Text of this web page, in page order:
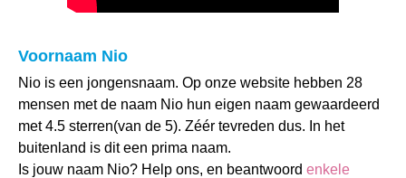
Voornaam Nio
Nio is een jongensnaam. Op onze website hebben 28
mensen met de naam Nio hun eigen naam gewaardeerd
met 4.5 sterren(van de 5). Zéér tevreden dus. In het
buitenland is dit een prima naam.
Is jouw naam Nio? Help ons, en beantwoord enkele